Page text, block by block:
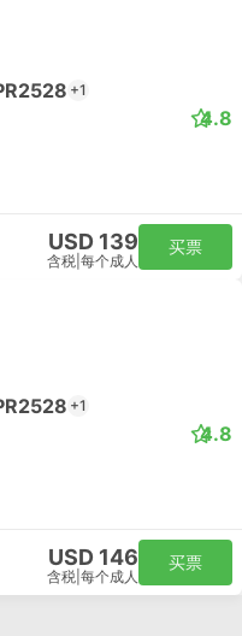
+1
4.8
USD 139
含税 每个成人
买票
+1
4.8
USD 146
含税 每个成人
买票